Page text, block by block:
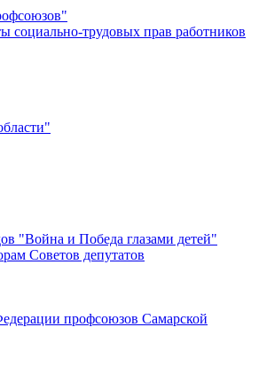
социально-трудовых прав работников
"Война и Победа глазами детей"
Советов депутатов
профсоюзов Самарской